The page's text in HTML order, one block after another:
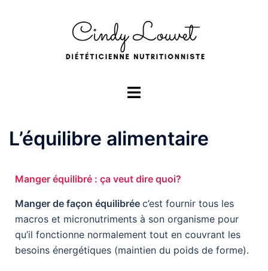
L’équilibre alimentaire
Manger équilibré : ça veut dire quoi?
Manger de façon équilibrée c’est fournir tous les
macros et micronutriments à son organisme pour
qu’il fonctionne normalement tout en couvrant les
besoins énergétiques (maintien du poids de forme).